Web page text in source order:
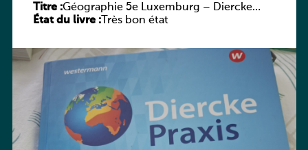
Titre :Géographie 5e Luxemburg – Diercke
Praxis
État du livre :Très bon état